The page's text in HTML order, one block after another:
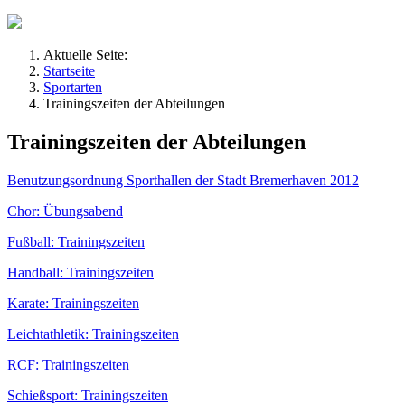
Aktuelle Seite:
Startseite
Sportarten
Trainingszeiten der Abteilungen
Trainingszeiten der Abteilungen
Benutzungsordnung Sporthallen der Stadt Bremerhaven 2012
Chor: Übungsabend
Fußball: Trainingszeiten
Handball: Trainingszeiten
Karate: Trainingszeiten
Leichtathletik: Trainingszeiten
RCF: Trainingszeiten
Schießsport: Trainingszeiten